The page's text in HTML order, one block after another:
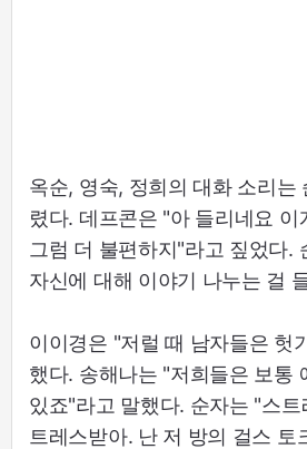
옥순, 영숙, 정희의 대화 소리는
렸다. 데프콘은 "아 들리네요 이
그럼 더 불편하지"라고 짚었다.
자신에 대해 이야기 나누는 걸
이이경은 "저럴 때 남자들은 헛
했다. 송해나는 "저희들은 보통
있죠"라고 말했다. 순자는 "스
트레스받아. 난 저 방의 걸스 토